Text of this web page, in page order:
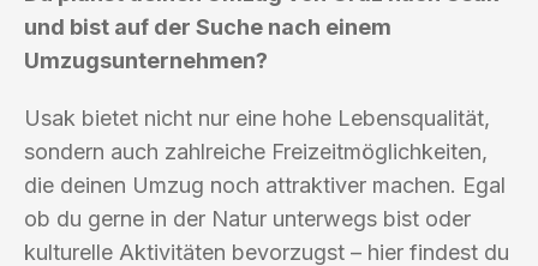
und bist auf der Suche nach einem
Umzugsunternehmen?
Usak bietet nicht nur eine hohe Lebensqualität,
sondern auch zahlreiche Freizeitmöglichkeiten,
die deinen Umzug noch attraktiver machen. Egal
ob du gerne in der Natur unterwegs bist oder
kulturelle Aktivitäten bevorzugst – hier findest du